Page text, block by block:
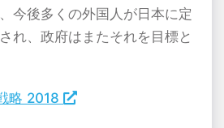
今後多くの外国人が日本に定
れ、政府はまたそれを目標と
略 2018